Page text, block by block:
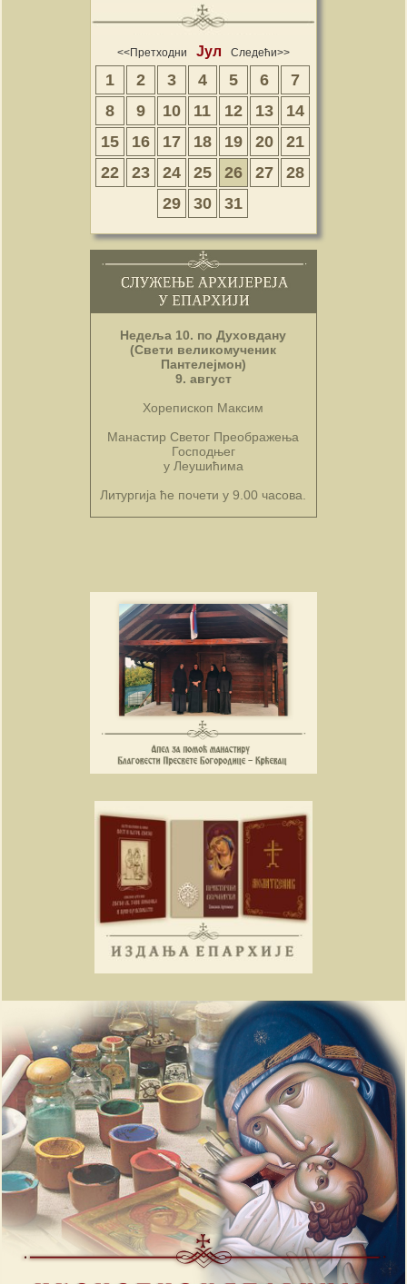
<<Претходни Јул Следећи>>
1 2 3 4 5 6
7
8
9 10 11 12 13
14
15
16 17 18 19 20
21
22
23 24 25 26 27
28
29
30 31
Недеља 10. по Духовдану
(Свети великомученик
Пантелејмон)
9. август
Хорепископ Максим
Манастир Светог Преображења
Господњег
у Леушићима
Литургија ће почети у 9.00 часова.